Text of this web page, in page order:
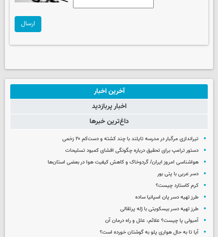
ارسال
آخرین اخبار
اخبار پربازدید
داغ‌ترین خبرها
تیراندازی مرگبار در مدرسه‌ تایلند با چند کشته و دست‌کم ۲۰ زخمی
دستور ترامپ برای تحقیق درباره چگونگی افشای کمبود تسلیحات
هواشناسی امروز ایران/ گردوخاک و کاهش کیفیت هوا در بعضی استان‌ها
دسر عربی با پتی بور
کرم کاستارد چیست؟
طرز تهیه دسر پان اسپانیا ساده
طرز تهیه دسر بیسکویتی با ژله پرتقالی
آمبولی پا چیست؟ علائم، علل و راه درمان آن
آیا تا به حال هواری پلو به گوشتان خورده است؟